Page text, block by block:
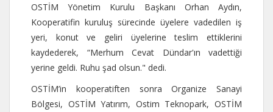
OSTİM Yönetim Kurulu Başkanı Orhan Aydın,
Kooperatifin kuruluş sürecinde üyelere vadedilen iş
yeri, konut ve geliri üyelerine teslim ettiklerini
kaydederek, “Merhum Cevat Dündar'ın vadettiği
yerine geldi. Ruhu şad olsun." dedi.
OSTİM’in kooperatiften sonra Organize Sanayi
Bölgesi, OSTİM Yatırım, Ostim Teknopark, OSTİM